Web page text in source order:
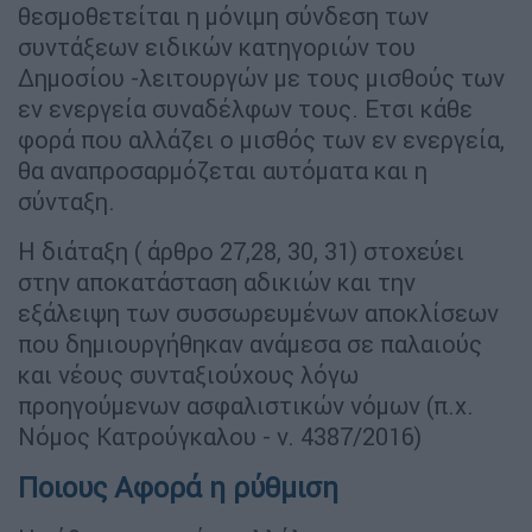
θεσμοθετείται η μόνιμη σύνδεση των
συντάξεων ειδικών κατηγοριών του
Δημοσίου -λειτουργών με τους μισθούς των
εν ενεργεία συναδέλφων τους. Ετσι κάθε
φορά που αλλάζει ο μισθός των εν ενεργεία,
θα αναπροσαρμόζεται αυτόματα και η
σύνταξη.
Η διάταξη ( άρθρο 27,28, 30, 31) στοχεύει
στην αποκατάσταση αδικιών και την
εξάλειψη των συσσωρευμένων αποκλίσεων
που δημιουργήθηκαν ανάμεσα σε παλαιούς
και νέους συνταξιούχους λόγω
προηγούμενων ασφαλιστικών νόμων (π.χ.
Νόμος Κατρούγκαλου - ν. 4387/2016)
Ποιους Αφορά η ρύθμιση